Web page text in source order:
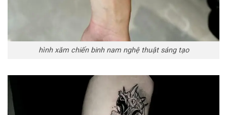
hình xăm chiến binh nam nghệ thuật sáng tạo